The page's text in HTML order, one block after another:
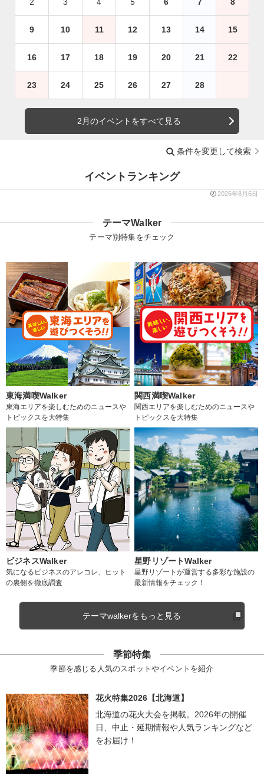
9 10 11 12 13 14 15
16 17 18 19 20 21 22
23 24 25 26 27 28
2月のイベントをすべて見る
条件を変更して検索
イベントランキング
2026年8月6日
テーマWalker
テーマ別特集をチェック
東海満喫Walker
東海エリアを楽しむためのニュースや
トピックスを大特集
関西満喫Walker
関西エリアを楽しむためのニュースや
トピックスを大特集
ビジネスWalker
気になるビジネスのアレコレ、ヒット
の裏側を徹底調査
星野リゾートWalker
星野リゾートが運営する多彩な施設の
最新情報をチェック！
テーマwalkerをもっと見る
季節特集
季節を感じる人気のスポットやイベントを紹介
花火特集2026【北海道】
北海道の花火大会を掲載。2026年の開催
日、中止・延期情報や人気ランキングなど
をお届け！